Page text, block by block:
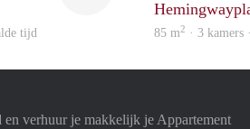
tijd 85 m2 · 3 kamers
verhuur je makkelijk je Appartement